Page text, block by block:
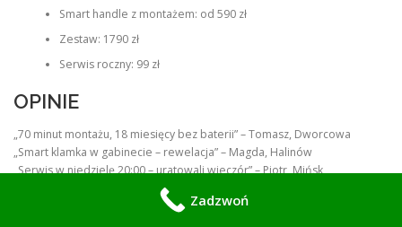
Smart handle z montażem: od 590 zł
Zestaw: 1790 zł
Serwis roczny: 99 zł
OPINIE
„70 minut montażu, 18 miesięcy bez baterii” – Tomasz, Dworcowa
„Smart klamka w gabinecie – rewelacja” – Magda, Halinów
„Serwis w niedzielę 20:00 – uratowali wieczór” – Piotr, Mińsk
Zadzwoń